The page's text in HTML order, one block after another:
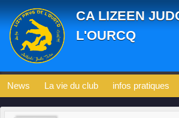
CA LIZEEN
L'OURCQ
News La vie du club infos pratiques
Panneau de gestion des cookies